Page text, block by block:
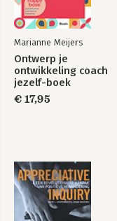
Marianne Meijers
Ontwerp je
ontwikkeling coach
jezelf-boek
€ 17,95